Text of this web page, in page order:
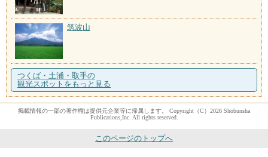
筑波山
つくば・土浦・取手の
観光スポットをもっと見る
掲載情報の一部の著作権は提供元企業等に帰属します。 Copyright（C）2026 Shobunsha
Publications,Inc. All rights reserved.
このページのトップへ